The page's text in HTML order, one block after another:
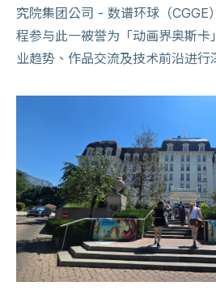
究院集团公司 - 数谱环球（CGGE
程参与此一被誉为「动画界奥斯卡
业趋势、作品交流及技术前沿进行